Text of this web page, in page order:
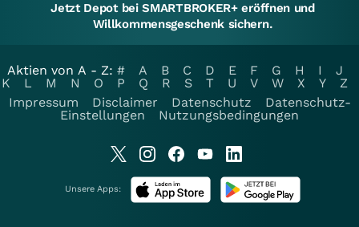
Jetzt Depot bei SMARTBROKER+ eröffnen und
Willkommensgeschenk sichern.
Aktien von A - Z: # A B C D E F G H I
J
K
L M N O P Q R S T U V W X Y
Z
Impressum
Disclaimer Datenschutz
Datenschutz-
Einstellungen
Nutzungsbedingungen
Unsere Apps: